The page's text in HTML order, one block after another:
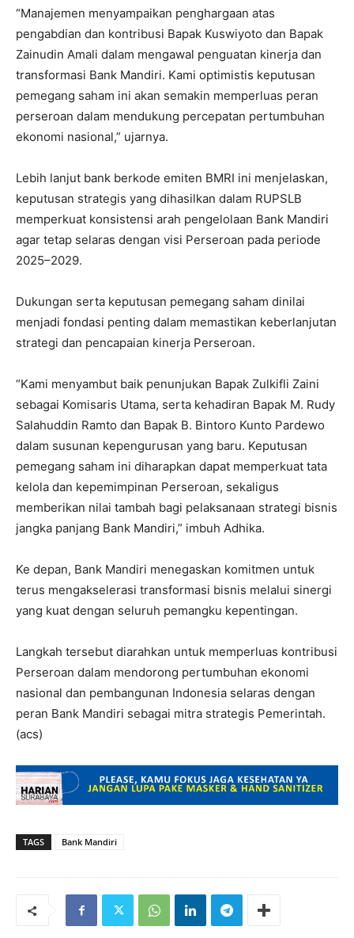
“Manajemen menyampaikan penghargaan atas
pengabdian dan kontribusi Bapak Kuswiyoto dan Bapak
Zainudin Amali dalam mengawal penguatan kinerja dan
transformasi Bank Mandiri. Kami optimistis keputusan
pemegang saham ini akan semakin memperluas peran
perseroan dalam mendukung percepatan pertumbuhan
ekonomi nasional,” ujarnya.
Lebih lanjut bank berkode emiten BMRI ini menjelaskan,
keputusan strategis yang dihasilkan dalam RUPSLB
memperkuat konsistensi arah pengelolaan Bank Mandiri
agar tetap selaras dengan visi Perseroan pada periode
2025–2029.
Dukungan serta keputusan pemegang saham dinilai
menjadi fondasi penting dalam memastikan keberlanjutan
strategi dan pencapaian kinerja Perseroan.
“Kami menyambut baik penunjukan Bapak Zulkifli Zaini
sebagai Komisaris Utama, serta kehadiran Bapak M. Rudy
Salahuddin Ramto dan Bapak B. Bintoro Kunto Pardewo
dalam susunan kepengurusan yang baru. Keputusan
pemegang saham ini diharapkan dapat memperkuat tata
kelola dan kepemimpinan Perseroan, sekaligus
memberikan nilai tambah bagi pelaksanaan strategi bisnis
jangka panjang Bank Mandiri,” imbuh Adhika.
Ke depan, Bank Mandiri menegaskan komitmen untuk
terus mengakselerasi transformasi bisnis melalui sinergi
yang kuat dengan seluruh pemangku kepentingan.
Langkah tersebut diarahkan untuk memperluas kontribusi
Perseroan dalam mendorong pertumbuhan ekonomi
nasional dan pembangunan Indonesia selaras dengan
peran Bank Mandiri sebagai mitra strategis Pemerintah.
(acs)
TAGS Bank Mandiri